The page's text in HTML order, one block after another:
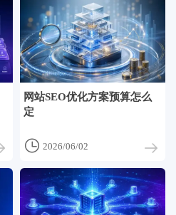
网站SEO优化方案预算怎么
定
 2026/06/02